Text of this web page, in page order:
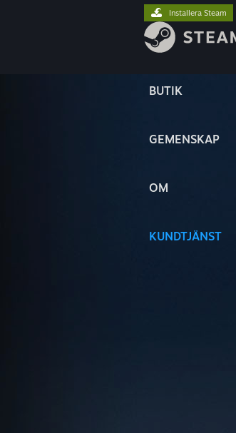
BUTIK
GEMENSKAP
OM
KUNDTJÄNST
Installera Steam